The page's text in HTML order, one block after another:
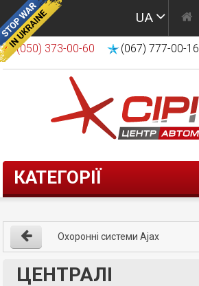
UA
(050) 373-00-60 (067) 777-00-16
КАТЕГОРІЇ
Охоронні системи Ajax
ЦЕНТРАЛІ